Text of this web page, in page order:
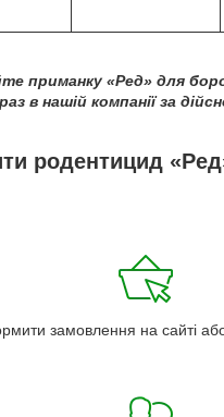
приманку «Ред» для
в нашій компанії за
родентицид
замовлення на сайті